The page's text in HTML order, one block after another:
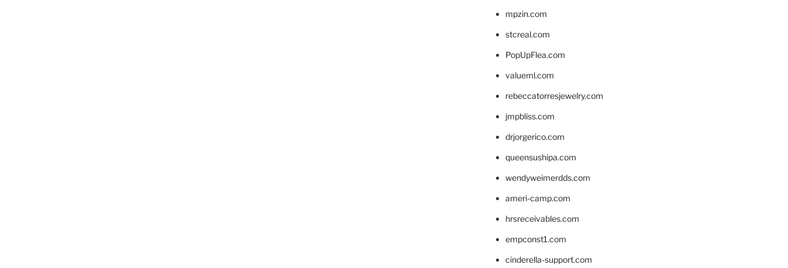
mpzin.com
stcreal.com
PopUpFlea.com
valueml.com
rebeccatorresjewelry.com
jmpbliss.com
drjorgerico.com
queensushipa.com
wendyweimerdds.com
ameri-camp.com
hrsreceivables.com
empconst1.com
cinderella-support.com